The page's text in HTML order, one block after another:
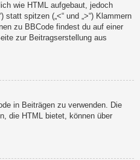
wie HTML aufgebaut, jedoch
statt spitzen („<“ und „>“) Klammern
zu BBCode findest du auf einer
zur Beitragserstellung aus
in Beiträgen zu verwenden. Die
die HTML bietet, können über